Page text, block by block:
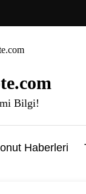
Bilgi!
Haberleri